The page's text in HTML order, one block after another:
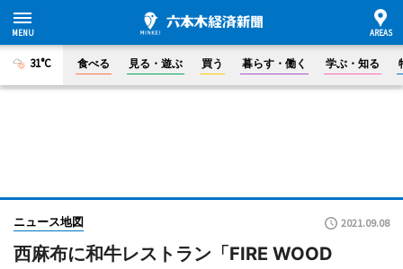
31°C 食べる 見る・遊ぶ 買う 暮らす・働く 学ぶ・知る
ニュース地図 2021.09.08
西麻布に和牛レストラン「FIRE WOOD